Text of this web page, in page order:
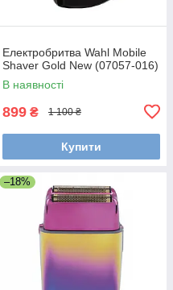
Електробритва Wahl Mobile
Shaver Gold New (07057-016)
В наявності
899 ₴ 1 100 ₴
Купити
–18%